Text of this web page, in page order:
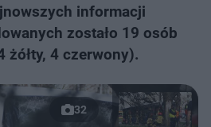
informacji
zostało 19 osób
żółty, 4 czerwony).
32